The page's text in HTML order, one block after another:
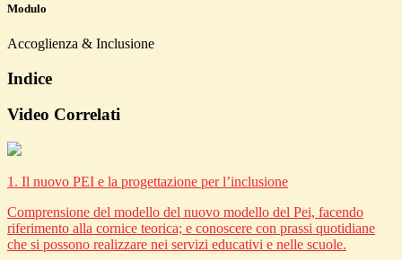
Modulo
Accoglienza & Inclusione
Indice
Video Correlati
1. Il nuovo PEI e la progettazione per l’inclusione
Comprensione del modello del nuovo modello del Pei, facendo
riferimento alla cornice teorica; e conoscere con prassi quotidiane
che si possono realizzare nei servizi educativi e nelle scuole.